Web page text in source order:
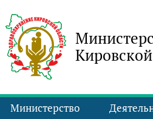
Министерство